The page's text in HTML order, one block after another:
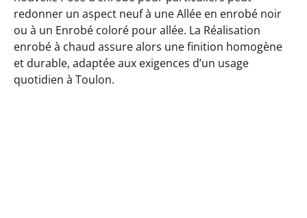
redonner un aspect neuf à une Allée en enrobé noir
ou à un Enrobé coloré pour allée. La Réalisation
enrobé à chaud assure alors une finition homogène
et durable, adaptée aux exigences d’un usage
quotidien à Toulon.